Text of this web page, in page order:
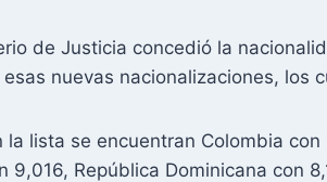
de Justicia concedió la
nuevas nacionalizaciones, los
lista se encuentran Colombia
9,016, República Dominicana con